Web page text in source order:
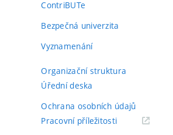
ContriBUTe
Bezpečná univerzita
Vyznamenání
Organizační struktura
Úřední deska
Ochrana osobních údajů
Pracovní příležitosti(externí